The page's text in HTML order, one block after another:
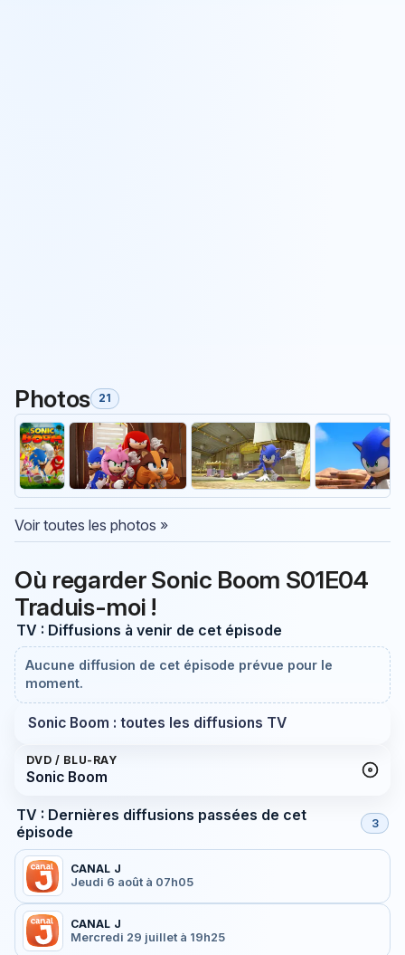
Photos 21
Voir toutes les photos »
Où regarder Sonic Boom S01E04
Traduis-moi !
TV : Diffusions à venir de cet épisode
Aucune diffusion de cet épisode prévue pour le
moment.
Sonic Boom : toutes les diffusions TV
DVD / BLU-RAY
Sonic Boom
TV : Dernières diffusions passées de cet
épisode
3
CANAL J
Jeudi 6 août à 07h05
CANAL J
Mercredi 29 juillet à 19h25